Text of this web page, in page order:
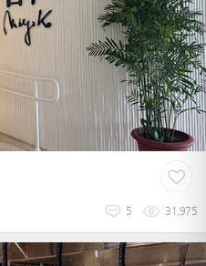
5 31,975